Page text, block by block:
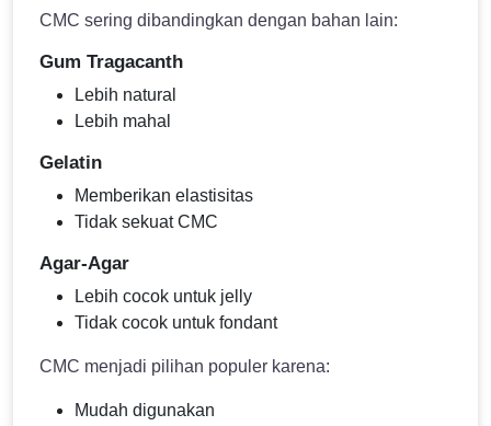
CMC sering dibandingkan dengan bahan lain:
Gum Tragacanth
Lebih natural
Lebih mahal
Gelatin
Memberikan elastisitas
Tidak sekuat CMC
Agar-Agar
Lebih cocok untuk jelly
Tidak cocok untuk fondant
CMC menjadi pilihan populer karena:
Mudah digunakan